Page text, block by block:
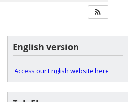
English version
Access our English website here